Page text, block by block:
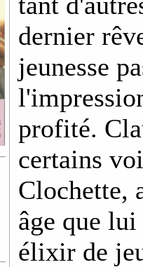
dernier
jeunesse
profité.
certains
Clochette,
âge que
élixir de